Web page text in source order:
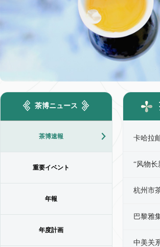
茶博ニュース
茶博速報
重要イベント
年報
年度計画
卡哈拉
“风物
杭州市
巴黎雅
中美关